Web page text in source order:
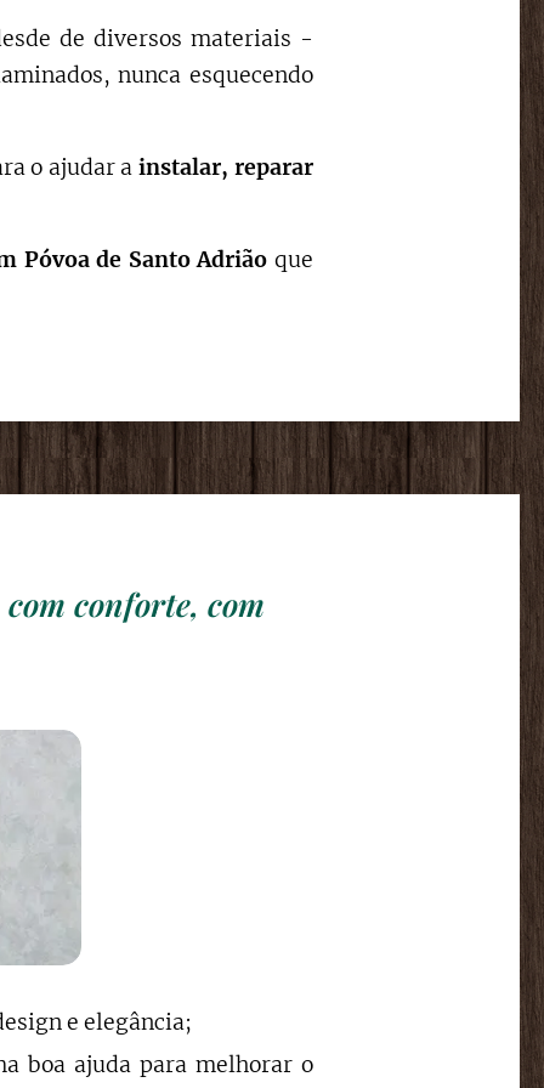
de diversos materiais -
nunca esquecendo
o ajudar a instalar, reparar
Póvoa de Santo Adrião que
conforte, com
e elegância;
boa ajuda para melhorar o